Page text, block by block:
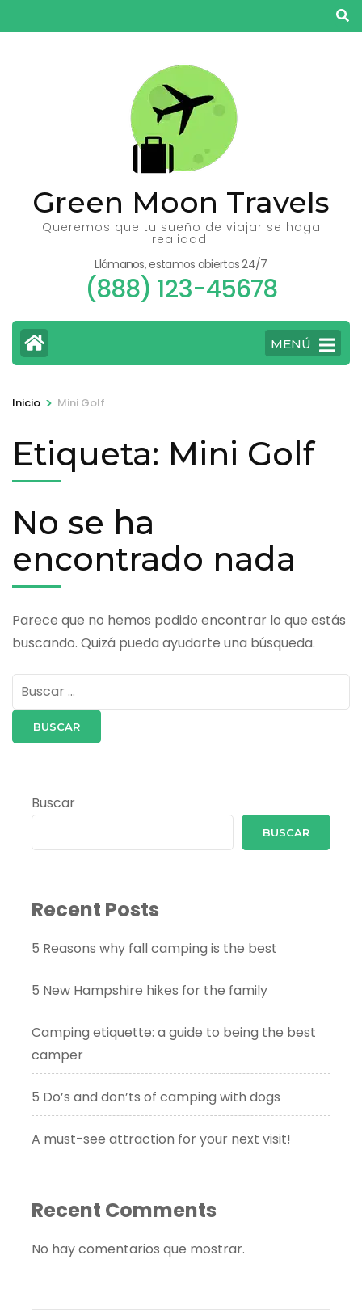
al
Green Moon Travels
Queremos que tu sueño de viajar se haga
realidad!
Llámanos, estamos abiertos 24/7
(888) 123-45678
MENÚ
Inicio > Mini Golf
Etiqueta: Mini Golf
No se ha
encontrado nada
Parece que no hemos podido encontrar lo que estás
buscando. Quizá pueda ayudarte una búsqueda.
Buscar:
Buscar
BUSCAR
Recent Posts
5 Reasons why fall camping is the best
5 New Hampshire hikes for the family
Camping etiquette: a guide to being the best
camper
5 Do’s and don’ts of camping with dogs
A must-see attraction for your next visit!
Recent Comments
No hay comentarios que mostrar.